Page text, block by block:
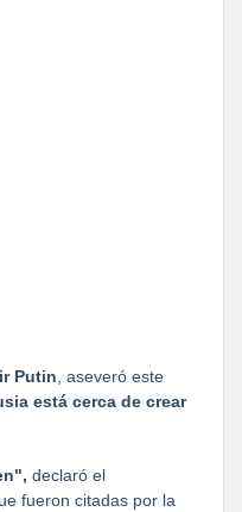
Putin , aseveró este
está cerca de crear
declaró el
fueron citadas por la